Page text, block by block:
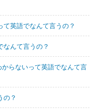
て英語でなんて言うの？
なんて言うの？
らないって英語でなんて言
の？